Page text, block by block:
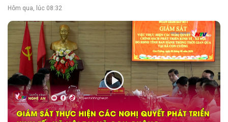
Hôm qua, lúc 08:32